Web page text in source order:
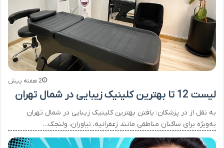
2 هفته پیش
لیست 12 تا بهترین کلینیک زیبایی در شمال تهران
به نقل از در پزشکان: یافتن بهترین کلینیک زیبایی در شمال تهران
به‌ویژه برای ساکنان مناطقی مانند زعفرانیه، نیاوران، ولنجک…